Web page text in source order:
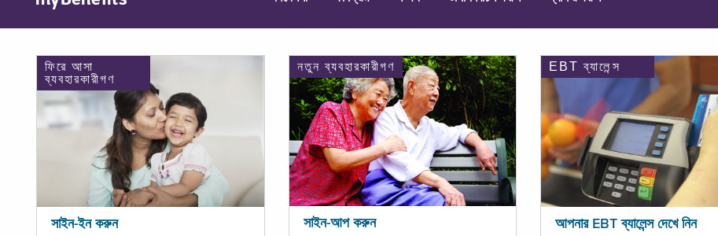
ফিরে আসা
ব্যবহারকারীগণ
সাইন-ইন করুন
নতুন ব্যবহারকারীগণ
সাইন-আপ করুন
EBT ব্যালেন্স
আপনার EBT ব্যালেন্স দেখে নিন